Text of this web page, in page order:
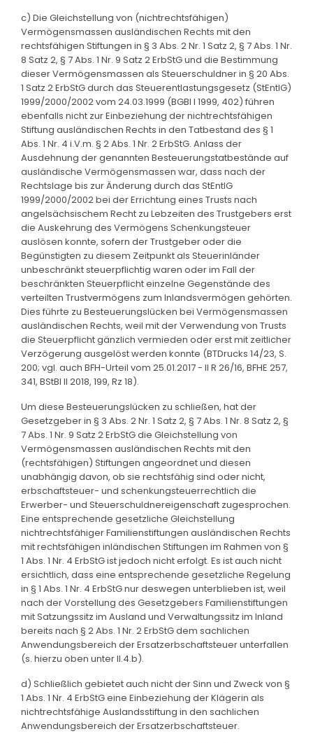
c) Die Gleichstellung von (nichtrechtsfähigen)
Vermögensmassen ausländischen Rechts mit den
rechtsfähigen Stiftungen in § 3 Abs. 2 Nr. 1 Satz 2, § 7 Abs. 1 Nr.
8 Satz 2, § 7 Abs. 1 Nr. 9 Satz 2 ErbStG und die Bestimmung
dieser Vermögensmassen als Steuerschuldner in § 20 Abs.
1 Satz 2 ErbStG durch das Steuerentlastungsgesetz (StEntlG)
1999/2000/2002 vom 24.03.1999 (BGBl I 1999, 402) führen
ebenfalls nicht zur Einbeziehung der nichtrechtsfähigen
Stiftung ausländischen Rechts in den Tatbestand des § 1
Abs. 1 Nr. 4 i.V.m. § 2 Abs. 1 Nr. 2 ErbStG. Anlass der
Ausdehnung der genannten Besteuerungstatbestände auf
ausländische Vermögensmassen war, dass nach der
Rechtslage bis zur Änderung durch das StEntlG
1999/2000/2002 bei der Errichtung eines Trusts nach
angelsächsischem Recht zu Lebzeiten des Trustgebers erst
die Auskehrung des Vermögens Schenkungsteuer
auslösen konnte, sofern der Trustgeber oder die
Begünstigten zu diesem Zeitpunkt als Steuerinländer
unbeschränkt steuerpflichtig waren oder im Fall der
beschränkten Steuerpflicht einzelne Gegenstände des
verteilten Trustvermögens zum Inlandsvermögen gehörten.
Dies führte zu Besteuerungslücken bei Vermögensmassen
ausländischen Rechts, weil mit der Verwendung von Trusts
die Steuerpflicht gänzlich vermieden oder erst mit zeitlicher
Verzögerung ausgelöst werden konnte (BTDrucks 14/23, S.
200; vgl. auch BFH-Urteil vom 25.01.2017 - II R 26/16, BFHE 257,
341, BStBl II 2018, 199, Rz 18).
Um diese Besteuerungslücken zu schließen, hat der
Gesetzgeber in § 3 Abs. 2 Nr. 1 Satz 2, § 7 Abs. 1 Nr. 8 Satz 2, §
7 Abs. 1 Nr. 9 Satz 2 ErbStG die Gleichstellung von
Vermögensmassen ausländischen Rechts mit den
(rechtsfähigen) Stiftungen angeordnet und diesen
unabhängig davon, ob sie rechtsfähig sind oder nicht,
erbschaftsteuer- und schenkungsteuerrechtlich die
Erwerber- und Steuerschuldnereigenschaft zugesprochen.
Eine entsprechende gesetzliche Gleichstellung
nichtrechtsfähiger Familienstiftungen ausländischen Rechts
mit rechtsfähigen inländischen Stiftungen im Rahmen von §
1 Abs. 1 Nr. 4 ErbStG ist jedoch nicht erfolgt. Es ist auch nicht
ersichtlich, dass eine entsprechende gesetzliche Regelung
in § 1 Abs. 1 Nr. 4 ErbStG nur deswegen unterblieben ist, weil
nach der Vorstellung des Gesetzgebers Familienstiftungen
mit Satzungssitz im Ausland und Verwaltungssitz im Inland
bereits nach § 2 Abs. 1 Nr. 2 ErbStG dem sachlichen
Anwendungsbereich der Ersatzerbschaftsteuer unterfallen
(s. hierzu oben unter II.4.b).
d) Schließlich gebietet auch nicht der Sinn und Zweck von §
1 Abs. 1 Nr. 4 ErbStG eine Einbeziehung der Klägerin als
nichtrechtsfähige Auslandsstiftung in den sachlichen
Anwendungsbereich der Ersatzerbschaftsteuer.